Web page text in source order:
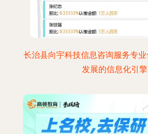
长治县向宇科技信息咨询服务专
发展的信息化引擎